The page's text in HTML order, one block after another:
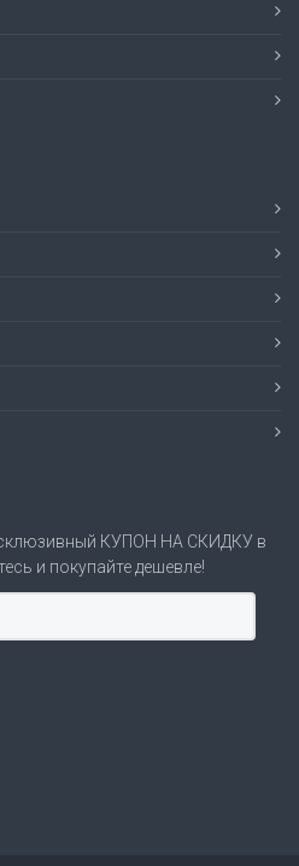
КУПОН НА СКИДКУ в
и покупайте дешевле!